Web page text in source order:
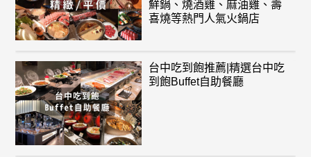
鮮鍋、燒酒雞、麻油雞、壽
喜燒等熱門人氣火鍋店
台中吃到飽推薦|精選台中吃
到飽Buffet自助餐廳